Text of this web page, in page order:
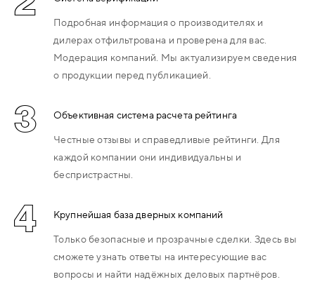
Подробная информация о производителях и
дилерах отфильтрована и проверена для вас.
Модерация компаний. Мы актуализируем сведения
о продукции перед публикацией.
3 Объективная система расчета рейтинга
Честные отзывы и справедливые рейтинги. Для
каждой компании они индивидуальны и
беспристрастны.
4 Крупнейшая база дверных компаний
Только безопасные и прозрачные сделки. Здесь вы
сможете узнать ответы на интересующие вас
вопросы и найти надёжных деловых партнёров.